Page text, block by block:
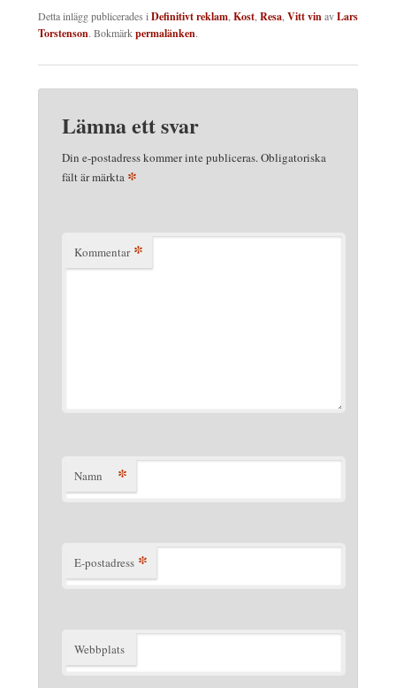
Detta inlägg publicerades iDefinitivt reklam,Kost,Resa,Vitt vinavLars
Torstenson. Bokmärkpermalänken.
Lämna ett svar
Din e-postadress kommer inte publiceras.Obligatoriska
fält är märkta *
Kommentar *
Namn *
E-postadress *
Webbplats